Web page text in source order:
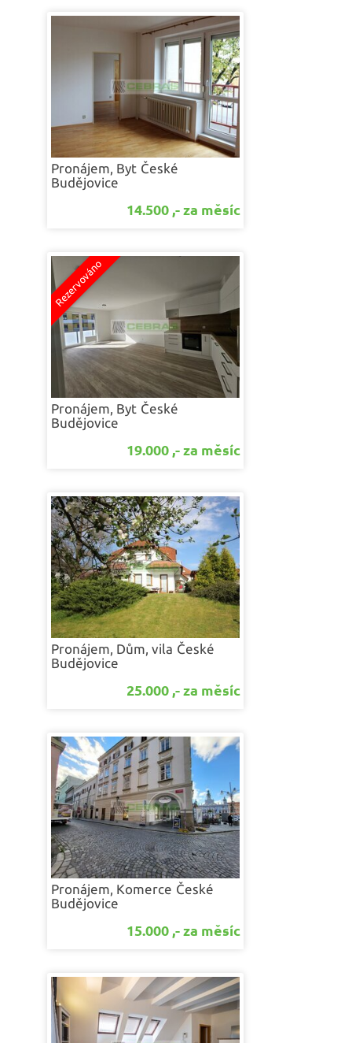
Pronájem, Byt České
Budějovice
14.500 ,- za měsíc
Pronájem, Byt České
Budějovice
19.000 ,- za měsíc
Pronájem, Dům, vila České
Budějovice
25.000 ,- za měsíc
Pronájem, Komerce České
Budějovice
15.000 ,- za měsíc